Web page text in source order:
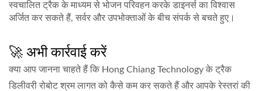
स्वचालित ट्रैक के माध्यम से भोजन परिवहन करके डाइनर्स का विश्वास
अर्जित कर सकते हैं, सर्वर और उपभोक्ताओं के बीच संपर्क से बचते हुए।
🚀 अभी कार्रवाई करें
क्या आप जानना चाहते हैं कि Hong Chiang Technology के ट्रैक
डिलीवरी रोबोट श्रम लागत को कैसे कम कर सकते हैं और आपके रेस्तरां की